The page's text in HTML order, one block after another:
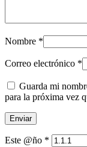
Nombre *
Correo electrónico *
Guarda mi
para la próxima vez
Este @ño *